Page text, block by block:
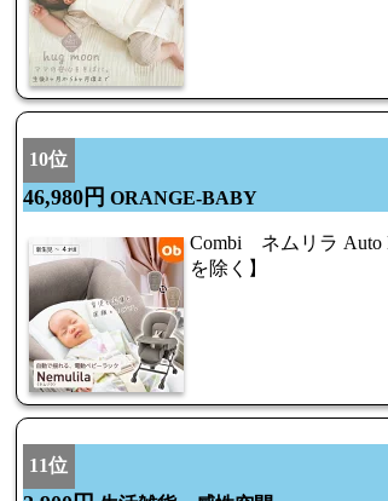
10位
46,980円 ORANGE-BABY
Combi ネムリラ
を除く】
11位